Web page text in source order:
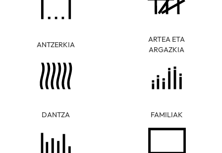
ANTZERKIA
ARTEA ETA
ARGAZKIA
DANTZA FAMILIAK